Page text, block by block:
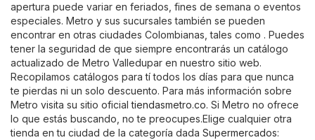
apertura puede variar en feriados, fines de semana o eventos
especiales. Metro y sus sucursales también se pueden
encontrar en otras ciudades Colombianas, tales como . Puedes
tener la seguridad de que siempre encontrarás un catálogo
actualizado de Metro Valledupar en nuestro sitio web.
Recopilamos catálogos para tí todos los días para que nunca
te pierdas ni un solo descuento. Para más información sobre
Metro visita su sitio oficialtiendasmetro.co. Si Metro no ofrece
lo que estás buscando, no te preocupes.Elige cualquier otra
tienda en tu ciudad de la categoría dada Supermercados: